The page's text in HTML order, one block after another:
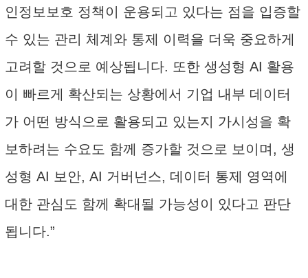
인정보보호 정책이 운용되고 있다는 점을 입증할
수 있는 관리 체계와 통제 이력을 더욱 중요하게
고려할 것으로 예상됩니다. 또한 생성형 AI 활용
이 빠르게 확산되는 상황에서 기업 내부 데이터
가 어떤 방식으로 활용되고 있는지 가시성을 확
보하려는 수요도 함께 증가할 것으로 보이며, 생
성형 AI 보안, AI 거버넌스, 데이터 통제 영역에
대한 관심도 함께 확대될 가능성이 있다고 판단
됩니다.”